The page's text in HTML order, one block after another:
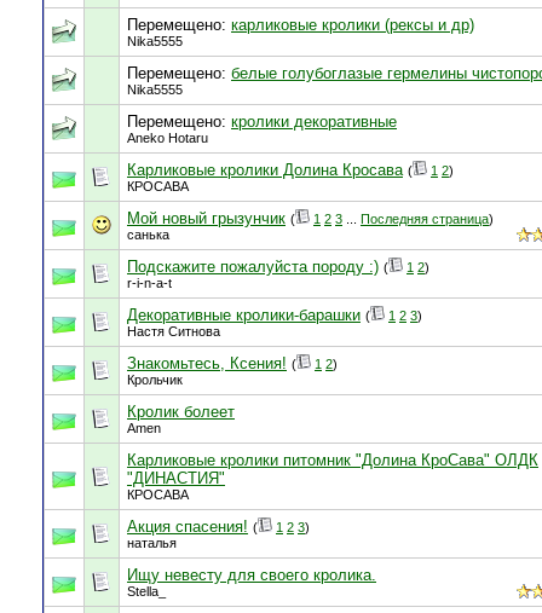
Перемещено: карликовые кролики (рексы и др)
Nika5555
Перемещено: белые голубоглазые гермелины
Nika5555
Перемещено: кролики декоративные
Aneko Hotaru
Карликовые кролики Долина Кросава ( 1 2)
КРОСАВА
Мой новый грызунчик ( 1 2 3 Последняя страница)
санька
Подскажите пожалуйста породу :) ( 1 2)
r-i-n-a-t
Декоративные кролики-барашки ( 1 2 3)
Настя Ситнова
Знакомьтесь, Ксения! ( 1 2)
Крольчик
Кролик болеет
Amen
Карликовые кролики питомник "Долина КроСава" ОЛДК
"ДИНАСТИЯ"
КРОСАВА
Акция спасения! ( 1 2 3)
наталья
Ищу невесту для своего кролика.
Stella_